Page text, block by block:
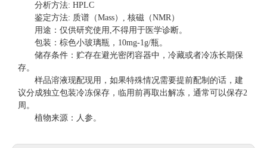
分析方法: HPLC
鉴定方法: 质谱（Mass）, 核磁（NMR）
用途：仅供研究使用 ,不得用于医学诊断。
包装：棕色小玻璃瓶， 10mg-1g/瓶。
储存条件：贮存在避光密闭容器中，冷藏或者冷冻长期保
存。
样品溶液现配现用，如果特殊情况需要提前配制的话，建
议分成独立包装冷冻保存，临用前再取出解冻，通常可以保存2
周。
植物来源：人参。